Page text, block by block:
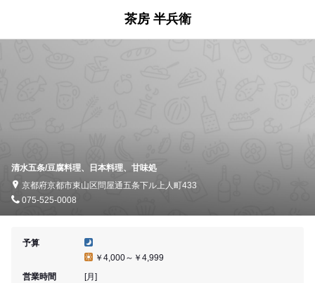
茶房 半兵衛
清水五条/豆腐料理、日本料理、甘味処
京都府京都市東山区問屋通五条下ル上人町433
075-525-0008
予算
￥4,000～￥4,999
営業時間
[月]